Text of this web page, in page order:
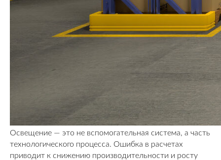
Освещение — это не вспомогательная система, а часть
технологического процесса. Ошибка в расчетах
приводит к снижению производительности и росту